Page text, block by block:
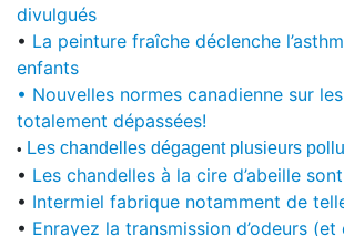
divulgués
• La peinture fraîche déclenche
enfants
• Nouvelles normes canadienne sur
totalement dépassées!
• Les chandelles dégagent plusieurs
• Les chandelles à la cire d’abeille
• Intermiel fabrique notamment de
• Enrayez la transmission d’odeurs